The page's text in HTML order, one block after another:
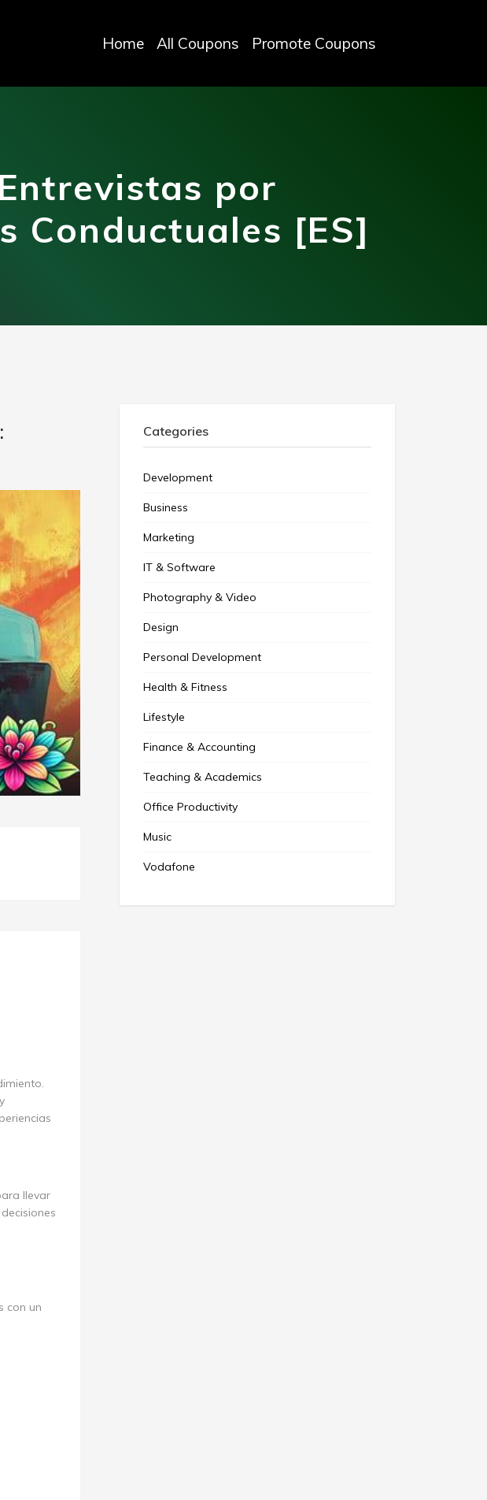
Home All Coupons Promote Coupons
por
Conductuales [ES]
llevar
con un
Categories
Development
Business
Marketing
IT & Software
Photography & Video
Design
Personal Development
Health & Fitness
Lifestyle
Finance & Accounting
Teaching & Academics
Office Productivity
Music
Vodafone